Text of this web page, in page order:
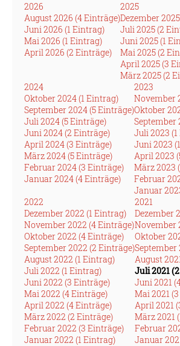
2026
August 2026 (4 Einträge)
Juni 2026 (1 Eintrag)
Mai 2026 (1 Eintrag)
April 2026 (2 Einträge)
2025
Dezember
Juli 2025 (2
Juni 2025 (1
Mai 2025 (2
April 2025 (3
März 2025 (2
2024
Oktober 2024 (1 Eintrag)
September 2024 (5 Einträge)
Juli 2024 (5 Einträge)
Juni 2024 (2 Einträge)
April 2024 (3 Einträge)
März 2024 (5 Einträge)
Februar 2024 (3 Einträge)
Januar 2024 (4 Einträge)
2023
November
Oktober
September
Juli 2023
Juni 2023
April 2023
März 2023
Februar
Januar
2022
Dezember 2022 (1 Eintrag)
November 2022 (4 Einträge)
Oktober 2022 (4 Einträge)
September 2022 (2 Einträge)
August 2022 (1 Eintrag)
Juli 2022 (1 Eintrag)
Juni 2022 (3 Einträge)
Mai 2022 (4 Einträge)
April 2022 (4 Einträge)
März 2022 (2 Einträge)
Februar 2022 (3 Einträge)
Januar 2022 (1 Eintrag)
2021
Dezember
November
Oktober
September
August
Juli 2021
Juni 2021
Mai 2021
April 2021
März 2021
Februar
Januar